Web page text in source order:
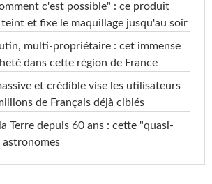
c'est possible" : ce produit
et fixe le maquillage jusqu'au soir
multi-propriétaire : cet immense
dans cette région de France
et crédible vise les utilisateurs
de Français déjà ciblés
Terre depuis 60 ans : cette "quasi-
astronomes